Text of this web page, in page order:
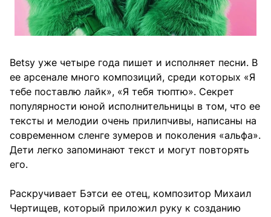
Betsy уже четыре года пишет и исполняет песни. В
ее арсенале много композиций, среди которых «Я
тебе поставлю лайк», «Я тебя тюптю». Секрет
популярности юной исполнительницы в том, что ее
тексты и мелодии очень прилипчивы, написаны на
современном сленге зумеров и поколения «альфа».
Дети легко запоминают текст и могут повторять
его.
Раскручивает Бэтси ее отец, композитор Михаил
Чертищев, который приложил руку к созданию